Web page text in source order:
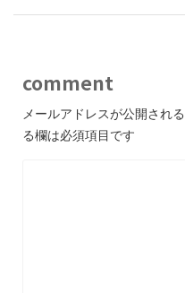
comment
メールアドレスが公開され
る欄は必須項目です